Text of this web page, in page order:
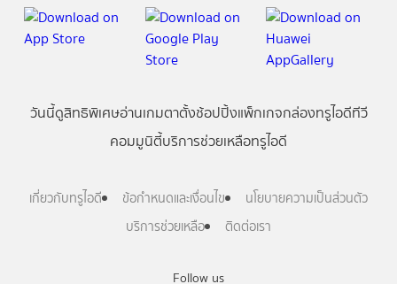
Follow us
วันนี้ดูสิทธิพิเศษอ่านเกมตาตั้งช้อปปิ้งแพ็กเกจกล่องทรูไอดีทีวี
คอมมูนิตี้บริการช่วยเหลือทรูไอดี
เกี่ยวกับทรูไอดี ข้อกำหนดและเงื่อนไข
นโยบายความเป็นส่วนตัว
บริการช่วยเหลือ
ติดต่อเรา